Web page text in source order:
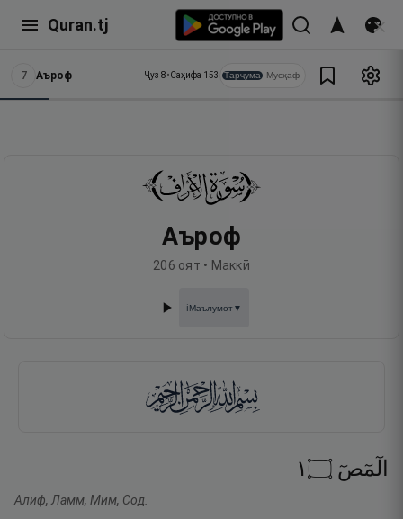
Quran.tj
7 Аъроф Ҷуз 8•Саҳифа 153 Тарҷума Мусҳаф
Аъроф
206 оят • Маккӣ
ℹ️Маълумот▼
الٓمٓصٓ ۝١
Алиф, Ламм, Мим, Сод.